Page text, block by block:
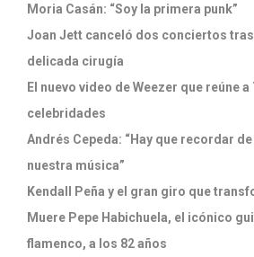
Moria Casán: “Soy la primera punk”
Joan Jett canceló dos conciertos
delicada cirugía
El nuevo video de Weezer que reúne
celebridades
Andrés Cepeda: “Hay que recordar
nuestra música”
Kendall Peña y el gran giro que
Muere Pepe Habichuela, el icónico
flamenco, a los 82 años